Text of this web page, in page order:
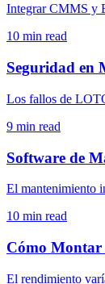
Integrar CMMS y
10 min read
Seguridad en
Los fallos de
9 min read
Software de
El mantenimiento
10 min read
Cómo Montar
El rendimiento